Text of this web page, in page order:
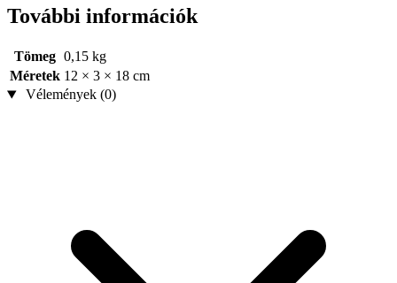
További információk
Tömeg 0,15 kg
Méretek 12 × 3 × 18 cm
Vélemények (0)